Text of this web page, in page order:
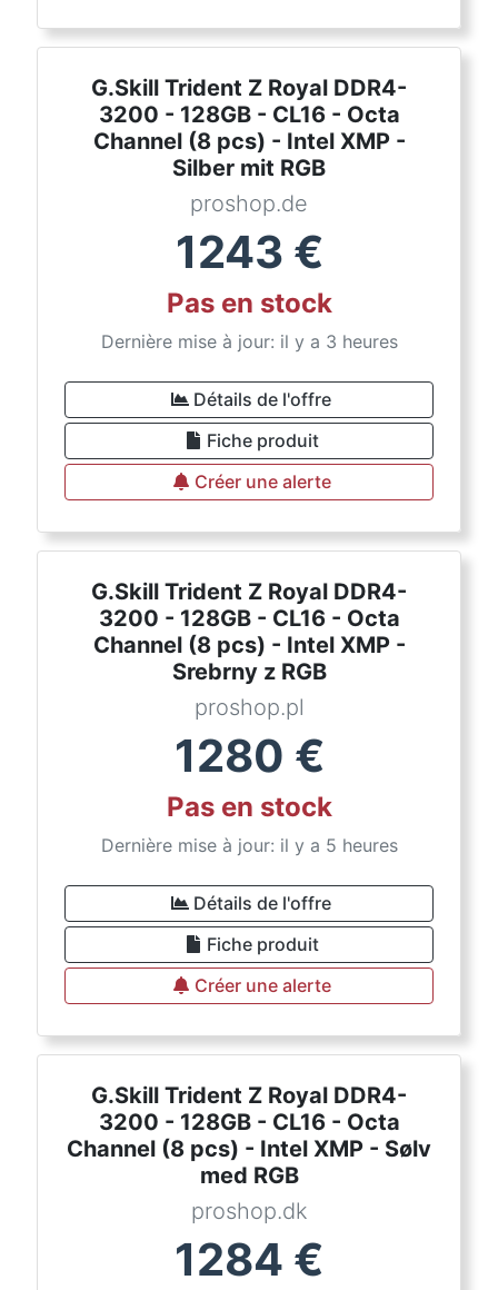
G.Skill Trident Z Royal DDR4-
3200 - 128GB - CL16 - Octa
Channel (8 pcs) - Intel XMP -
Silber mit RGB
proshop.de
1243 €
Pas en stock
Dernière mise à jour: il y a 3 heures
Détails de l'offre
Fiche produit
Créer une alerte
G.Skill Trident Z Royal DDR4-
3200 - 128GB - CL16 - Octa
Channel (8 pcs) - Intel XMP -
Srebrny z RGB
proshop.pl
1280 €
Pas en stock
Dernière mise à jour: il y a 5 heures
Détails de l'offre
Fiche produit
Créer une alerte
G.Skill Trident Z Royal DDR4-
3200 - 128GB - CL16 - Octa
Channel (8 pcs) - Intel XMP - Sølv
med RGB
proshop.dk
1284 €